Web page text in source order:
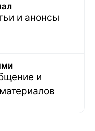
и анонсы
и